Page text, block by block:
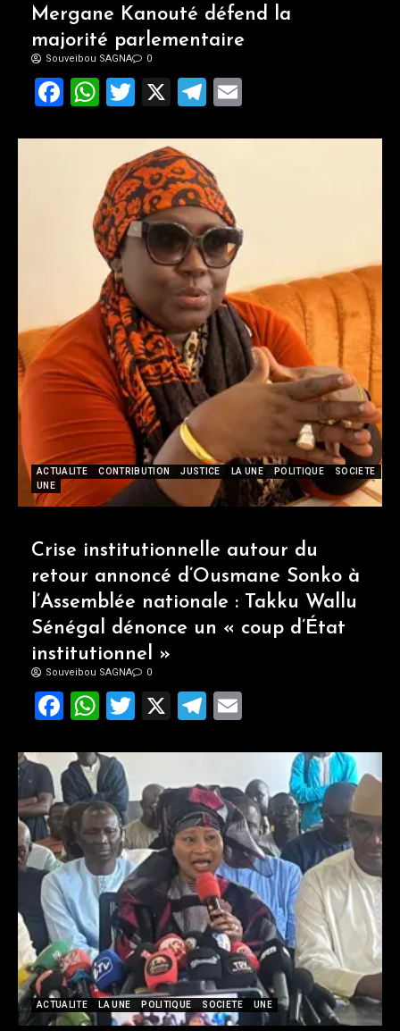
ACTUALITE CONTRIBUTION JUSTICE LA UNE POLITIQUE
SOCIETE
UNE
Mergane Kanouté défend la
majorité parlementaire
Souveibou SAGNA 0
Facebook
WhatsApp
Twitter
X Telegram
ACTUALITE LA UNE POLITIQUE SOCIETE UNE
Crise institutionnelle autour du
retour annoncé d’Ousmane Sonko à
l’Assemblée nationale : Takku Wallu
Sénégal dénonce un « coup d’État
institutionnel »
Souveibou SAGNA 0
Facebook
WhatsApp
Twitter
X Telegram